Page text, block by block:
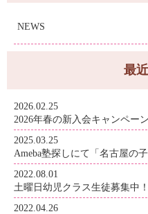
NEWS
最
2026.02.25
2026年春の新入会キャンペーン
2025.03.25
Ameba塾探しにて「名古屋の
2022.08.01
土曜日幼児クラス生徒募集中！
2022.04.26